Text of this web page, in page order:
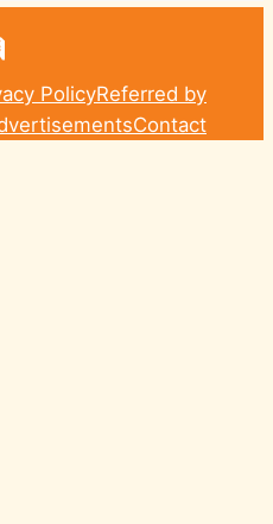
PolicyReferred by
Contact